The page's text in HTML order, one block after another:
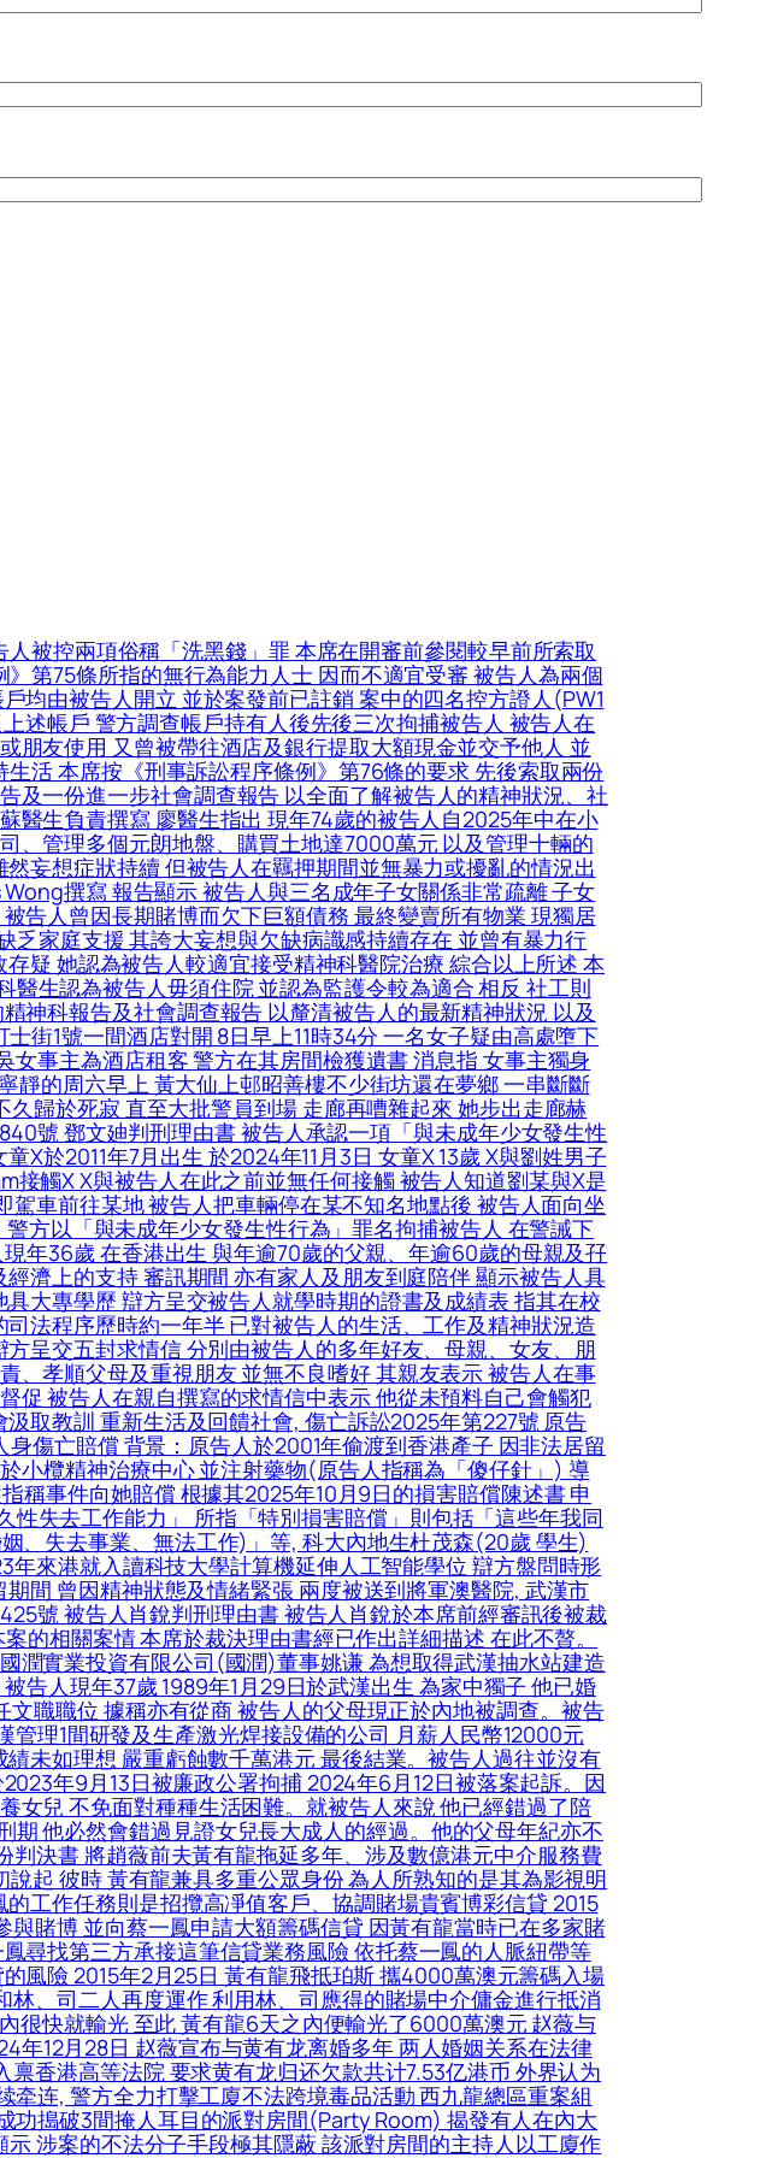
證到港的內地訪客, 高等法院原訟法庭小額錢債審裁處上訴案件2026年第20號 申索人(答辯人)律政司司長訴被告人(上訴人)鄭小魚判決理由書 背景 被告人於2022年5月下旬 在荷蘭旅遊期間遇劫 因此向中國大使館求助 最終在中國大使館的安排下 獲取一些生活費用 以及回港機票 申索人是律政司 代表香港特別行政區政府 律政司的案情指被告人跟中國大使館簽訂了一份還款承諾書(“該還款承諾書”) 其內容明文規定被告人須向香港特別行政區政府作出還款 而欠款金額為港幣51649.45 這是中國大使館向被告人提供的各種協助所產生的 雖然香港特別行政區政府並不是該還款承諾書的簽約方 根據《合約(第三方權利)條例》(香港法例第623章)第4(1)(b)條 香港特別行政區政府在該還款承諾書中明確獲得利益 因此有權透過法律程序強制執行該承諾書的條款, 韓國人氣男團SEVENTEEN成員Mingyu金珉奎今日上午11時出席尖沙咀海港城的宣傳活動 有網民在社交平台Threads發文 指凌晨零時已有約500人在海港城外的街頭通宵排隊 場面相當墟冚 至早上粉絲獲准進入商場 惟有人等候期間疑大便失禁 在場人士連忙舉噴霧驅散臭味, 元朗警區特別職務隊昨日於區內展開代號「火石」(FLINTSTONE)的打擊非法賣淫活動行動 行動中 人員共拘捕24名內地女子 年齡介乎16至44歲 其中一名女子被捕時身穿阿根廷球星美斯的10號球衣, 土瓜灣有人倒斃屋內 今日早上10時59分 土瓜灣道78號定安大廈一單位傳出臭味 揭發死者全身赤裸浸在浴桶內 明顯死亡一段時間 經調查後證實死者是53歲姓翁女住客 據了解 死者獨居 租住上址超過兩年 生前於一家夜冷舖工作超過20年 由於最近兩個月沒有交租 地產代理今早上門了解, 區域法院刑事案件2023年第384號 嚴御風裁決理由書 被告人在本席席前面對4項俗稱「洗黑錢」罪 他否認所有控罪並親自出庭作供 簡單而言 控方認為被告人竟然在其仍然是大學生時代持有及操控4個分別有多達$677100(控罪一)、$62900(控罪二)、$1533850(控罪三)及$118710(控罪四)存款進入的戶口 控方的證據亦支持 被告人在案發相關時段的報稅紀錄 分別顯示沒有、$161940及$67559的收入 而這等數額均不能解釋以上多且頻密的存款 被告人個人亦沒有物業或其他資產 換句話說 控方的案建基於：「20.倘若法庭拒絕接納被告的證供 控方證據足以證明其收入及財政背景與他在各控罪所處理的財產並不相稱 他有理由理由相信該等控罪金額全部或部分屬於可公訴罪行的得益 即便法庭接納被告出售父親攝影器材套現的說法 控方仍能成功證明被告有合理理由相信各控罪至少部分的金額屬於可公訴罪行的得益 」(後加強調)據了解 控方的立場是即使法庭接納被告人有出售父親送給他的攝影器材套現 餘數也可構成「洗黑錢」 畢竟 依控方之說被告人所謂「出售套現」也只有90多萬元 當然 戶口中有出現過合法活動不代表全部款項都是合法的接收 是故控方認為被告人有理由相信涉案金額有部分(即售賣器材套現外的餘數款項)是從可公訴罪行的得益而因為處理這部分款項而觸犯「洗黑錢」罪行, 深水址鬧市驚現鱷魚 昨日一條約1.5米長暹羅鱷被發現在大埔道54號大廈一樓陽台 嚇煞住戶 事後警方追查鱷魚的飼主下落 並於今日凌晨進入鄰廈一個單位 檢獲多隻爬蟲類動物 部分屬瀕危物種 拘捕一名35歲姓鍾本地女子 漁護署人員在單位內發現共63隻爬行、兩棲及節肢動物 連同早前捕獲的一條鱷魚 人員檢獲30隻屬《瀕危野生動植物種國際貿易公約》附錄列明的瀕危爬行動物 包括屬《公約》附錄I的三隻圓尾蜥 及屬《公約》附錄II的10隻龜、10隻蜥蜴及六條蛇 涉及的物種包括亞達伯拉象龜、草原巨蜥、紅尾蚺及緬甸蟒等, 2021至2025年 中小學學生懷疑輕生身亡個案累計達141宗 去年有31宗全港中小學學生懷疑自殺身亡的個案 當中中學生佔總個案數目約90% 小學生個案則佔約10% 男學生佔總個案數目約59% 女學生則佔約41% 相關研究指出 自殺包括企圖自殺是一個複雜問題 由多方面因素互相影響而成 主要來自人際關係 包括家庭、社交或感情方面問題 及個人問題 如學習及學校適應、抑鬱情緒及精神病等 而每個個案背後原因不盡相同, 區域法院刑事案件2025年第425號 肖銳裁決理由書 本案涉及1名原籍中國武漢 父親為當地的政府官員的人士 他經投資入境計劃獲得香港居留權 控方指控他於申請投資入境計劃時 行使虛假文書副本 及之後在香港處理多筆來歷不明的款項 辯方案情 就其背景資料 被告人指他於1989年於武漢出生 為家中獨子 現年37歲 已婚 育有1女兒 現年6歲 他於2004年15歲時前往澳洲讀中學 並於2013年6至7月大學畢業後回國 被告人的父親(肖军)曾任武漢市監察院反瀆職調查局局長 現正被調查；被告人對肖军的政府及政治網絡並不熟悉 亦未曾參與其官方宴會或社交活動 被告人的母親(项锦蓉)為商人 曾經營3間公司 分別名為銳澤、武漢市金梅園林綠化有限公司及湖北省錦新源電力工程有限公司 銳澤為1間研發及生產激光焊接設備的公司 起初由母親與其他合夥人成立 其後母親於2013年透過收購其他合夥人的股份增至持股70% 再由被告人接手其股份並管理該公司 被告人並無參與金梅園林及錦新源的業務 對此兩間公司認知不多 亦不知母親的身分或職位 對母親的商界朋友亦不熟悉 但母親曾告知被告人 2013年至2018年間她自金梅園林每年獲得數百萬元收入；錦新源於2000年已成立 她於2016年曾從錦新源收取2,000萬元的現金分紅 由於擔心受內地調查 他不欲與母親過多聯繫 故無法就金梅園林及錦新源事宜提供文件證明 盤問及覆問時被告人才提及母親一直於醫院任職 起初擔任手術室護士 其後轉為文職, 裁判法院上訴案件2025年第251號 上訴人陳偉聰判案書 上訴人承認一項營辦賭場罪 被判處8星期監禁 上訴人承認的案情顯示 2024年12月12日2314時 警方派出警員喬裝賭客到案發單位進行臥底行動 該單位位於工業大廈內 面積約450平方呎 內有一張德州撲克桌及一張電動麻雀桌 當時在場者包括上訴人、同案的第二被告、八名男子及一名女子 上訴人向臥底警員打招呼 收取其2,000元標記鈔票 並兌換成面值2000元的籌碼 約於2315時 撲克遊戲開始 由第二被告擔任荷官 臥底警員與七名男子及一名女子為賭客 上訴人起初沒有參與該輪撲克遊戲 完成一輪撲克遊戲後 第二被告暫時離開案發地點 上訴人接替其成為荷官 撲克遊戲繼續進行 約15分鐘後 第二被告返回並再次接替荷官職務 上訴人則改為以賭客身分參與遊戲 期間 有兩名男子離開且未再返回 另有一名男子進入並參加遊戲 2024年12月13日0016時 臥底警員假裝要使用洗手間 並為持賭博授權令的警員開門突擊搜查 當時上訴人、第二被告、七名男子及一名女子正圍繞撲克桌 調查顯示 上訴人為案發地點負責人 負責管理場地、接待賭客及提供賭博籌碼兌換服務 上訴人於0020時被捕 求情 辯方求情時指上訴人現年27歲 大學畢業 家中有父母及外婆 是家中經濟支柱 他曾於統計處任職非公務員合約的員工 月入約21000元 判刑時則無業 辯方稱上訴人熱愛德州撲克 以月租9,000元租用案發單位 其中一個目的是作休閒場所 供同好進行德州撲克牌娛樂 並非以盈利為主要目的 辯方強調本案賭場規模不大、營運時間短 請求法庭考慮非監禁式刑罰, 區域法院刑事案件2025年第89號莊曉斌判刑理由書被告經審訊後被裁定一項猥褻侵犯另一人罪罪名成立 違反《刑事罪行條例》(第200章)第122(1)條 被告案發時18歲 現年20歲 案情摘要本案發生於2024年1月1日凌晨 被告與事主X 以及數名朋友 於證人控方第二證人住所內聚會、吃晚飯、飲酒及慶祝跨年 及後各人進入控方第二證人住所的睡房 睡房面積不大 環境擠迫 燈光昏暗 事主當時上身穿白色T恤及胸圍 下身只穿內褲 並以被子遮蓋下半身 案發可分為兩個階段 第一階段發生於房內仍有多人在場之時 被告先以手彈事主右腳腳趾 事主即時把腳縮回被內 並以言語表示「唔好搞我」 其後 被告再把手伸入被內 隔着內褲觸碰事主的陰部一下 事主即時捉住被告的手並把之揈開 再次以言語要求被告停止 第二階段發生於其他人離開房間及單位後 房內只餘事主與被告之時 事主在半睡半醒之間 感到有人隔着內褲觸碰其臀部 繼而有人揭開其內褲 其後 被告扯高事主的T恤及胸圍 令其乳頭外露 再以口吸啜其右邊乳頭約十多秒 被告又嘗試親吻事主嘴部 事主把頭轉開後 被告改為親吻其右頸 被告的個人背景及求情 被告於2005年10月16日在香港出生 現年20歲 案發時18歲 報告顯示 被告出生後曾返回福建生活及就讀 至2016年來港與父母同住 被告來自基層家庭 父親任職地盤工人 母親於2025年7月病逝 另有一名兄長居於內地 與被告甚少聯絡 被告小學階段表現尚可 升讀中學後學業及行為表現轉差 曾因打架及恐嚇同學而被記過 報告指出 被告性格較衝動 自制能力不足 被告其後入讀青年學院 於2024年7月完成商業職專文憑課程 並於案發後曾任職吊機操作員 月入約港幣25000元 本席接納被告案發前有一定良好品格及更生基礎, KOL女實習醫生被捕, 女被告吳為宜(30歲 報稱辦公室助理)被控於2026年1月11日於藍田啟田商場惠康超級市場偷竊22包貓糧、22罐貓糧及5包紙碟 總值778元 另被控於同日在觀塘警署搜查室管有一個煙彈載有0.62克液體內含尼古丁 辯方求情稱 被告一直參與流浪貓救助工作 並呈上香港愛護動物協會義工「貓婆」的求情信 指二人向來會在西營盤日夜輪班照顧流浪貓 被告亦會自資購買貓糧 信中提及 被告早前撿到一隻患嚴重腹膜炎的貓「肥妹」 雖收入只有1.4萬元 仍支付2萬元醫院訂金 涉案貓糧並非自用 其家中亦沒有飼養貓 而是因涉案貓糧含益生菌用作救助該貓, 醫管局今日最新宣布已即時解僱明愛醫院一名KOL女實習醫生 涉事的女實習醫生姓黎、洋名Angel 24歲本地女子 被揭涉及多次行為不當 包括違規用X光機為自己照膝頭 要求正在屯門醫院當值的醫生男友 跨區到她當時實習的律敦治醫院幫忙 擅用他人帳號登入臨床醫療系統 瀏覽屯門醫院的病人紀錄, 《2023全港拾荒者研究調查報告》推算 全港拾荒者人數介乎2791至3456人 每天回收量介乎138.17噸至159.25噸 調查顯示 整體拾荒者工作年期中位數已增至7年 每周工作中位數為7天 平均每日買賣增至2.64次 工作時數增至5.27小時, 年屆75歲的鄧婆婆 自2003年「沙士」起開始拾荒 每一晚 鄧婆婆拖着沉重的發泡膠箱和紙皮 游走太子及旺角一帶的路面穿梭 長年累月的勞損 導致她嚴重駝背 推車時幾乎整個人彎成90度 躬着身推車 幾乎連前方的路也看不清 鄧婆婆並非無親無故 可是年屆76歲丈夫亦已失去工作能力 3名兒子雖已出身 且各自成家 惟自顧不暇 難以給予家用 她直言「自己(3個兒子)都顧唔掂 會顧你？」兩老無依無靠 鄧婆婆只能自食其力 繼續在街頭苦幹 慨嘆「好淒涼 一生一世都好淒涼 如果唔淒涼 我幾十歲就唔做啦 」, 5月份的一個晚上 記者在觀塘與一名不願透露姓名的女士細說其拾荒之路 她當時身穿反光衣 忙於在瑞和街街市一帶執拾紙皮 她的手推車上滿載大大小小的紙箱、紙皮 收集堆疊好後 便彎身推車往附近祟仁圍的垃圾站整理 她憶述 廿幾卅年以來 已聽聞有3、4個拾荒者發生車禍 「畀車撞倒去咗醫院瞓咗覺啦‥‥‥有啲連車仔都畀人車爛 」但她直言「梗係路邊行啦 行人路行唔怕畀人鬧呀？」這位女士的拾荒的「年資」很淺 曾經做過酒店、多間酒樓樓面、但因社會運動及疫情 2019年起為了供養3名子女讀書 才外出四處回收紙皮 時至今日 即使其中有子女已順利畢業 並在知名會計師樓羅兵咸工作 她仍不能退下來 堅持為另一名正修讀護理系的幼女籌措學費和宿舍費 她直言「咁我要交學費啊 個個讀5年 唔使交學費咩？一年6萬 連埋宿舍要6萬元 唔使交學費 唔使食飯咩？」, 裁判法院上訴案件2025年第262號 上訴人龍臘梅判案書 上訴人作證時38歲 她與第一任前夫於2009年7月透過網絡聊天認識 同年9月到青島與他定居 並於2010年8月誕下兒子 她於2018年1月與前夫離婚 因前夫酗酒和動手 2023年2月至3月 上訴人透過微信搖一搖小程序認識證人陳偉倫(控方證人) 上訴人感到自己年紀不小 想盡快結婚生子 她與證人確認過希望以結婚為目的交往 他們透過微信短訊和微信語音發展關係 於2023年5月11日 上訴人於深圳與證人首次見面 由於上訴人覺得證人的外型很符合她的審美 於是第二天她問證人要不要與她結婚 而當時證人亦回答可以 於2023年6月12日 她與證人到貴州 目的是回去上訴人的家鄉結婚 翌日(6月13日)他們去登記結婚 因為上訴人想在鄉下多留一兩天 證人就乘車回廣州 因時間太晚 上訴人替證人安排了廣州的住宿 於6月14日 證人回港 於2023年6月15日 二人在深圳見面 並發生性關係 之後至同年9月 二人保持以微信聯絡 於2023年9月20日 上訴人去香港找證人 同年9月26至10月3日 上訴人來港 期間有與證人食飯並去酒店「開房」 之後兩個月 上訴人也有來港 2024年1月20日 上訴人在微信對證人說「親愛嘅老公 28號係我生日 －齊食飯」 二人繼而在1月30日食飯並拍照 因上訴人的父母一直追問何時辦婚禮 所以拍照發給父母讓他們安心 2024年2月 她才發現證人有賭博的問題 於2024年3月 她向證人提出離婚 但證人叫她自己想辦法 上訴人指2024年9月 她聘請律師辦理離婚 而2025年2月內地法院就離婚立案, 太古城母女命案